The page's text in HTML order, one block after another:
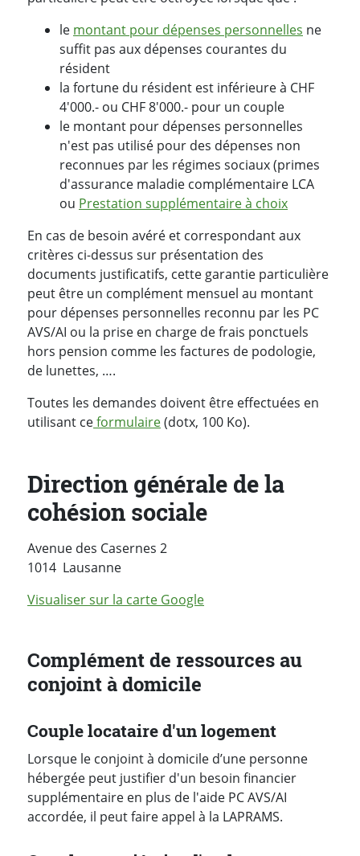
le montant pour dépenses personnelles ne
suffit pas aux dépenses courantes du
résident
la fortune du résident est inférieure à CHF
4'000.- ou CHF 8'000.- pour un couple
le montant pour dépenses personnelles
n'est pas utilisé pour des dépenses non
reconnues par les régimes sociaux (primes
d'assurance maladie complémentaire LCA
ou Prestation supplémentaire à choix
En cas de besoin avéré et correspondant aux
critères ci-dessus sur présentation des
documents justificatifs, cette garantie particulière
peut être un complément mensuel au montant
pour dépenses personnelles reconnu par les PC
AVS/AI ou la prise en charge de frais ponctuels
hors pension comme les factures de podologie,
de lunettes, ….
Toutes les demandes doivent être effectuées en
utilisant ceformulaire(dotx, 100 Ko).
Direction générale de la
cohésion sociale
Avenue des Casernes 2
1014 LausanneSuisse
Visualiser sur la carte Google
Complément de ressources au
conjoint à domicile
Couple locataire d'un logement
Lorsque le conjoint à domicile d’une personne
hébergée peut justifier d'un besoin financier
supplémentaire en plus de l'aide PC AVS/AI
accordée, il peut faire appel à la LAPRAMS.